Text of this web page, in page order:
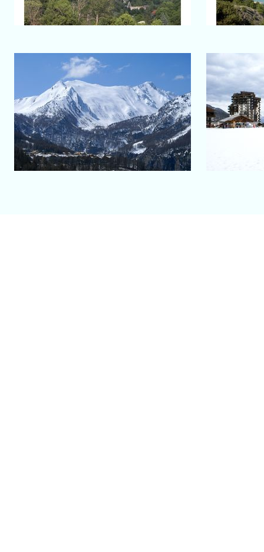
Salon-de-Provence